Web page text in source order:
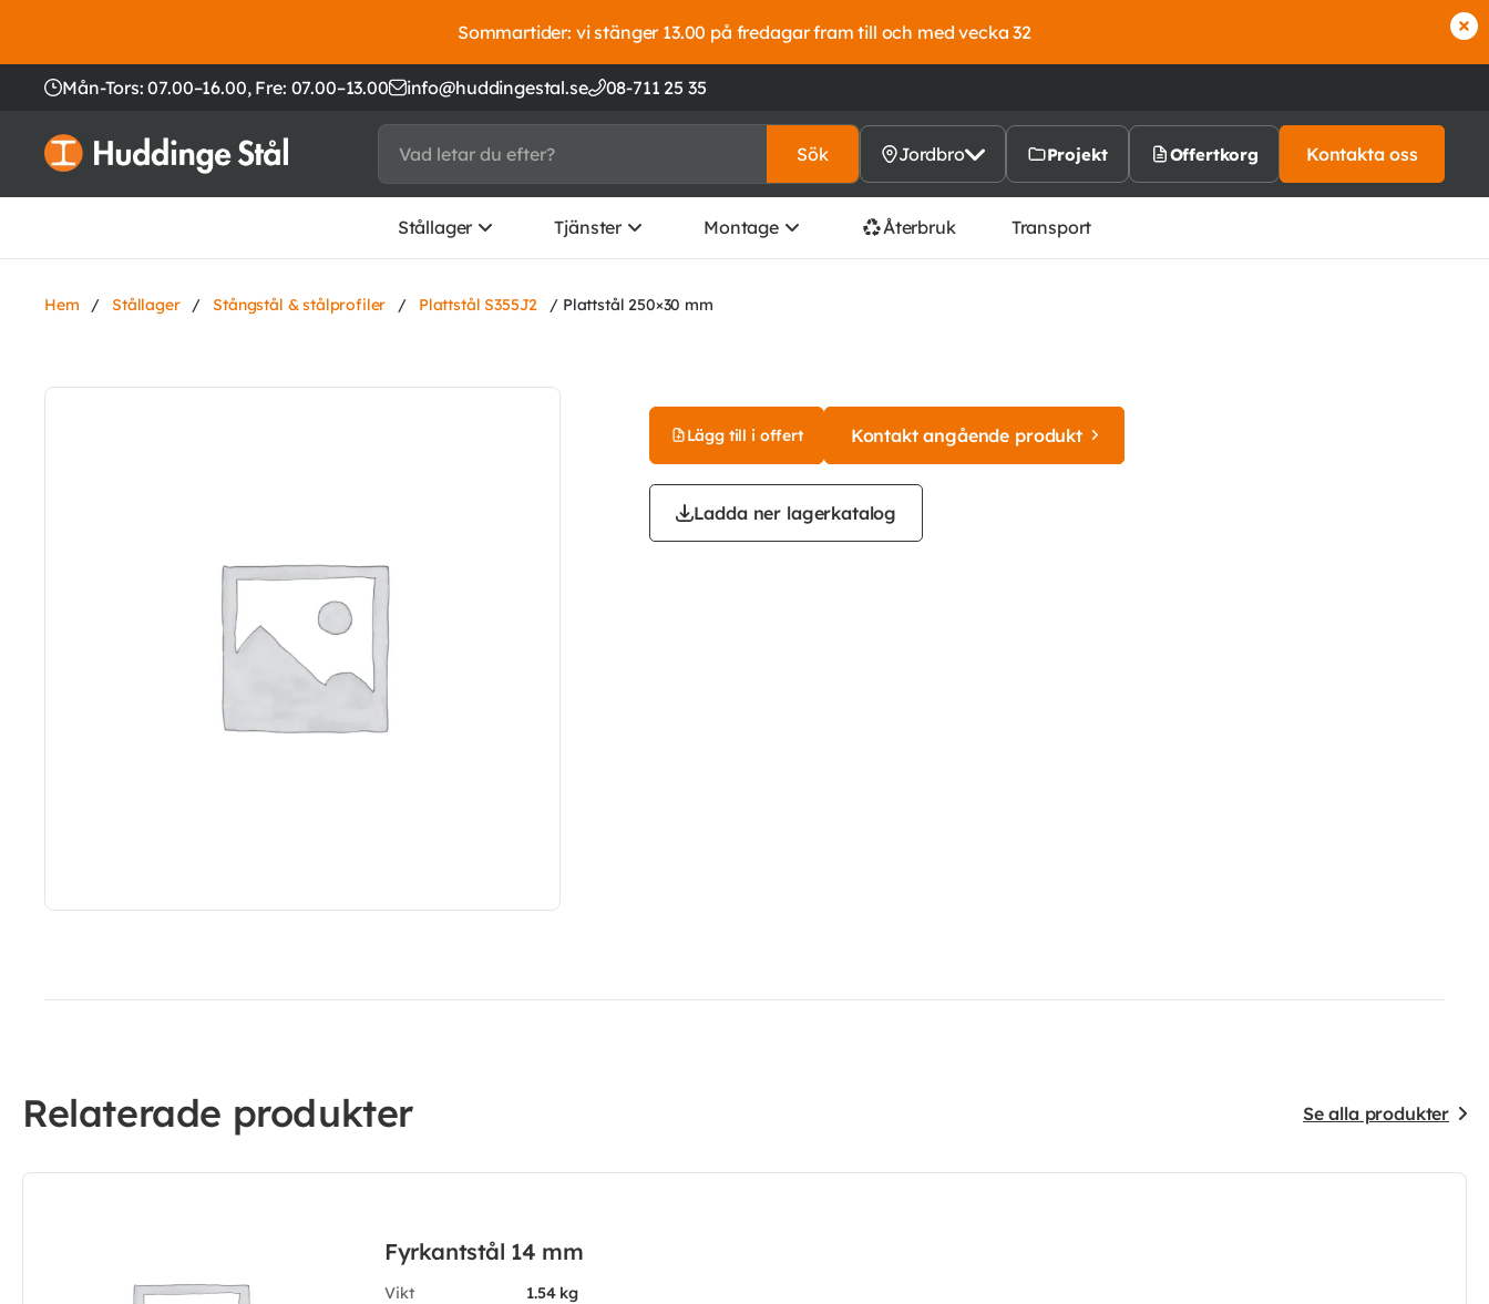
Sommartider: vi stänger 13.00 på fredagar fram till och med vecka 32
Mån-Tors: 07.00–16.00, Fre: 07.00–13.00 info@huddingestal.se 08-711 25 35
Sök Jordbro Projekt Offertkorg Kontakta oss
Stållager Tjänster Montage Återbruk Transport
Hem / Stållager / Stångstål & stålprofiler / Plattstål S355J2 / Plattstål 250×30 mm
Lägg till i offert Kontakt angående produkt
Ladda ner lagerkatalog
Relaterade produkter Se alla produkter
Fyrkantstål 14 mm
Vikt
1.54 kg